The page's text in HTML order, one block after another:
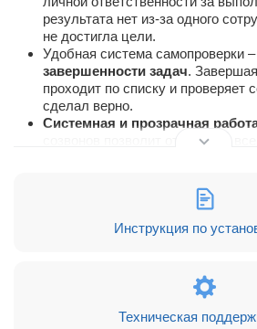
результата нет из-за одного
не достигла цели.
Удобная система самопроверки –
завершенности задач.
проходит по списку и проверяет
сделал верно.
Системная и прозрачная
созвонов позволит отследить
недели, ежедневные встречи –
Битрикс24 и начать работать в
Чтобы перенести информацию по
установить приложение в Маркете и
Инструкция по
Техническая